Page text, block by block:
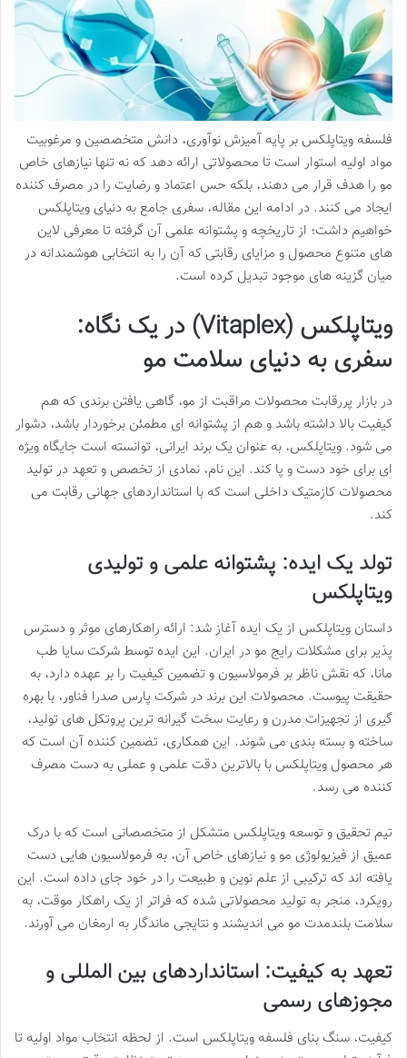
فلسفه ویتاپلکس بر پایه آمیزش نوآوری، دانش متخصصین و مرغوبیت
مواد اولیه استوار است تا محصولاتی ارائه دهد که نه تنها نیازهای خاص
مو را هدف قرار می دهند، بلکه حس اعتماد و رضایت را در مصرف کننده
ایجاد می کنند. در ادامه این مقاله، سفری جامع به دنیای ویتاپلکس
خواهیم داشت؛ از تاریخچه و پشتوانه علمی آن گرفته تا معرفی لاین
های متنوع محصول و مزایای رقابتی که آن را به انتخابی هوشمندانه در
میان گزینه های موجود تبدیل کرده است.
ویتاپلکس (Vitaplex) در یک نگاه:
سفری به دنیای سلامت مو
در بازار پررقابت محصولات مراقبت از مو، گاهی یافتن برندی که هم
کیفیت بالا داشته باشد و هم از پشتوانه ای مطمئن برخوردار باشد، دشوار
می شود. ویتاپلکس، به عنوان یک برند ایرانی، توانسته است جایگاه ویژه
ای برای خود دست و پا کند. این نام، نمادی از تخصص و تعهد در تولید
محصولات کازمتیک داخلی است که با استانداردهای جهانی رقابت می
کند.
تولد یک ایده: پشتوانه علمی و تولیدی
ویتاپلکس
داستان ویتاپلکس از یک ایده آغاز شد: ارائه راهکارهای موثر و دسترس
پذیر برای مشکلات رایج مو در ایران. این ایده توسط شرکت سایا طب
مانا، که نقش ناظر بر فرمولاسیون و تضمین کیفیت را بر عهده دارد، به
حقیقت پیوست. محصولات این برند در شرکت پارس صدرا فناور، با بهره
گیری از تجهیزات مدرن و رعایت سخت گیرانه ترین پروتکل های تولید،
ساخته و بسته بندی می شوند. این همکاری، تضمین کننده آن است که
هر محصول ویتاپلکس با بالاترین دقت علمی و عملی به دست مصرف
کننده می رسد.
تیم تحقیق و توسعه ویتاپلکس متشکل از متخصصانی است که با درک
عمیق از فیزیولوژی مو و نیازهای خاص آن، به فرمولاسیون هایی دست
یافته اند که ترکیبی از علم نوین و طبیعت را در خود جای داده است. این
رویکرد، منجر به تولید محصولاتی شده که فراتر از یک راهکار موقت، به
سلامت بلندمدت مو می اندیشند و نتایجی ماندگار به ارمغان می آورند.
تعهد به کیفیت: استانداردهای بین المللی و
مجوزهای رسمی
کیفیت، سنگ بنای فلسفه ویتاپلکس است. از لحظه انتخاب مواد اولیه تا